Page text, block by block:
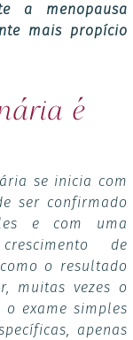
a menopausa
mais propício
é
se inicia com
ser confirmado
e com uma
de
o resultado
muitas vezes o
exame simples
apenas